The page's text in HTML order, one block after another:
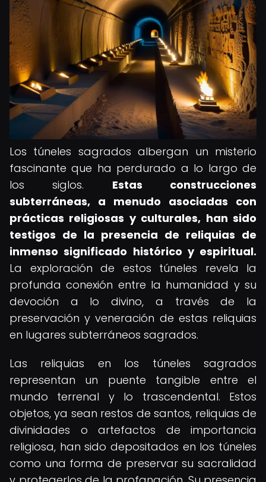
Los túneles sagrados albergan un misterio
fascinante que ha perdurado a lo largo de
los siglos. Estas construcciones
subterráneas, a menudo asociadas con
prácticas religiosas y culturales, han sido
testigos de la presencia de reliquias de
inmenso significado histórico y espiritual.
La exploración de estos túneles revela la
profunda conexión entre la humanidad y su
devoción a lo divino, a través de la
preservación y veneración de estas reliquias
en lugares subterráneos sagrados.
Las reliquias en los túneles sagrados
representan un puente tangible entre el
mundo terrenal y lo trascendental. Estos
objetos, ya sean restos de santos, reliquias de
divinidades o artefactos de importancia
religiosa, han sido depositados en los túneles
como una forma de preservar su sacralidad